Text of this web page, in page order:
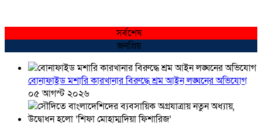
সর্বশেষ
জনপ্রিয়
বোনাফাইড মশারি কারখানার বিরুদ্ধে শ্রম আইন লঙ্ঘনের অভিযোগ
০৫ আগস্ট ২০২৬